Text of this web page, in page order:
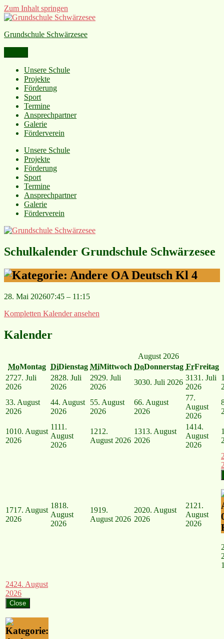
Zum Inhalt springen
Grundschule Schwärzesee
Unsere Schule
Projekte
Förderung
Sport
Termine
Ansprechpartner
Galerie
Förderverein
Unsere Schule
Projekte
Förderung
Sport
Termine
Ansprechpartner
Galerie
Förderverein
Schulkalender Grundschule Schwärzesee
OA Deutsch Kl 4
28. Mai 202607:45 – 11:15
Kompletten Kalender ansehen
Kalender
August 2026
MoMontag DiDienstag MiMittwoch DoDonnerstag FrFreitag
2727. Juli
2026
2828. Juli
2026
2929. Juli
2026
3030. Juli 2026
3131. Juli
2026
1
33. August
2026
44. August
2026
55. August
2026
66. August
2026
77.
August
2026
1010. August
2026
1111.
August
2026
1212.
August 2026
1313. August
2026
1414.
August
2026
1717. August
2026
1818.
August
2026
1919.
August 2026
2020. August
2026
21 21.
August
2026
2424. August
2026
Close